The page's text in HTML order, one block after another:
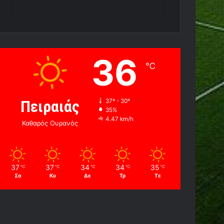
Πειραιάς
Καθαρός Ουρανός
36 ℃
37º - 30º
35%
4.47 km/h
37 ℃
Σα
37 ℃
Κυ
34 ℃
Δε
34 ℃
Τρ
35 ℃
Τε